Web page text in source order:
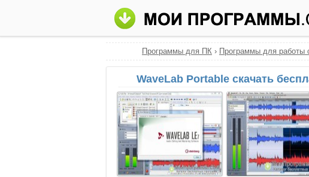
Программы для ПК › Программы для работы
WaveLab Portable скачать